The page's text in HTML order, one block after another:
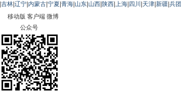
吉林 辽宁 内蒙古 宁夏 青海 山东 山西 陕西 上海 四川 天津 新疆 兵团
移动版 客户端 微博
公众号